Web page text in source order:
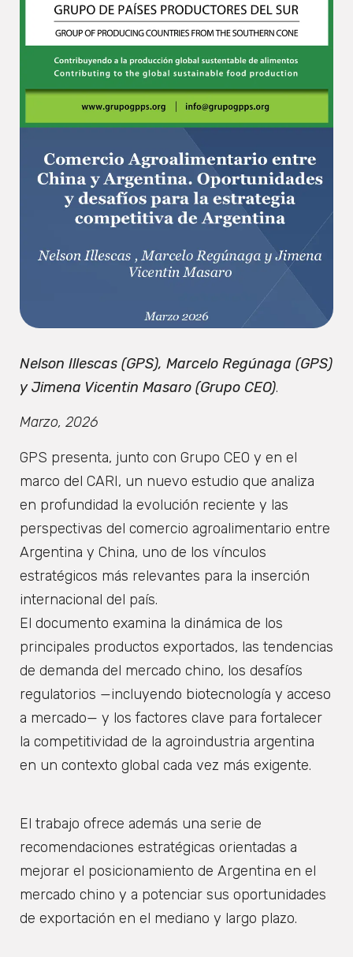
Nelson Illescas (GPS), Marcelo Regúnaga (GPS)
y Jimena Vicentin Masaro (Grupo CEO).
Marzo, 2026
GPS presenta, junto con Grupo CEO y en el
marco del CARI, un nuevo estudio que analiza
en profundidad la evolución reciente y las
perspectivas del comercio agroalimentario entre
Argentina y China, uno de los vínculos
estratégicos más relevantes para la inserción
internacional del país.
El documento examina la dinámica de los
principales productos exportados, las tendencias
de demanda del mercado chino, los desafíos
regulatorios —incluyendo biotecnología y acceso
a mercado— y los factores clave para fortalecer
la competitividad de la agroindustria argentina
en un contexto global cada vez más exigente.
El trabajo ofrece además una serie de
recomendaciones estratégicas orientadas a
mejorar el posicionamiento de Argentina en el
mercado chino y a potenciar sus oportunidades
de exportación en el mediano y largo plazo.